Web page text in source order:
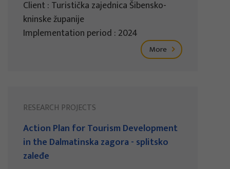
Client : Turistička zajednica Šibensko-
kninske županije
Implementation period : 2024
More
RESEARCH PROJECTS
Action Plan for Tourism Development
in the Dalmatinska zagora - splitsko
zaleđe